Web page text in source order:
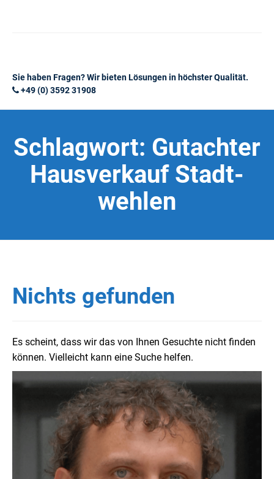
Sie haben Fragen? Wir bieten Lösungen in höchster Qualität.
+49 (0) 3592 31908
Schlagwort: Gutachter
Hausverkauf Stadt-
wehlen
Nichts gefunden
Es scheint, dass wir das von Ihnen Gesuchte nicht finden
können. Vielleicht kann eine Suche helfen.